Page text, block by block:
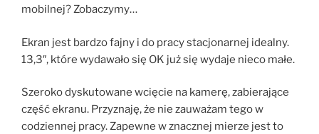
mobilnej? Zobaczymy…
Ekran jest bardzo fajny i do pracy stacjonarnej idealny.
13,3″, które wydawało się OK już się wydaje nieco małe.
Szeroko dyskutowane wcięcie na kamerę, zabierające
część ekranu. Przyznaję, że nie zauważam tego w
codziennej pracy. Zapewne w znacznej mierze jest to